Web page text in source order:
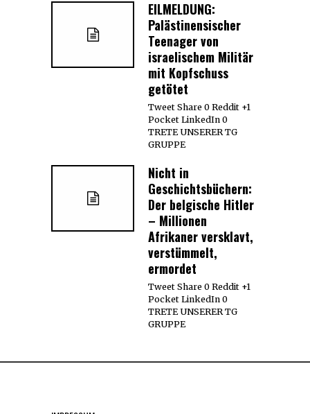
EILMELDUNG:
Palästinensischer
Teenager von
israelischem Militär
mit Kopfschuss
getötet
Tweet Share 0 Reddit +1
Pocket LinkedIn 0
TRETE UNSERER TG
GRUPPE
Nicht in
Geschichtsbüchern:
Der belgische Hitler
– Millionen
Afrikaner versklavt,
verstümmelt,
ermordet
Tweet Share 0 Reddit +1
Pocket LinkedIn 0
TRETE UNSERER TG
GRUPPE